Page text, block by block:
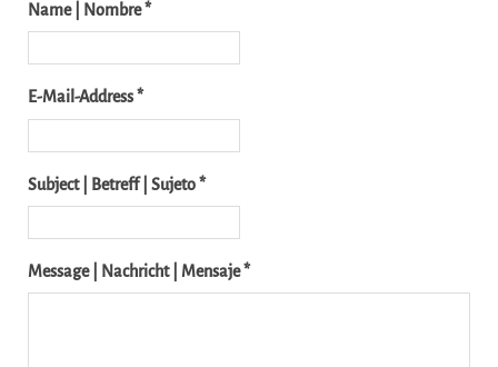
Name | Nombre *
E-Mail-Address *
Subject | Betreff | Sujeto *
Message | Nachricht | Mensaje *